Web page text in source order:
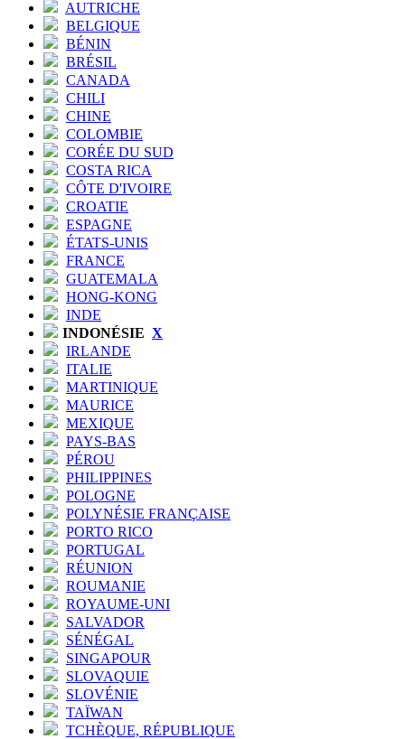
AUTRICHE
BELGIQUE
BÉNIN
BRÉSIL
CANADA
CHILI
CHINE
COLOMBIE
CORÉE DU SUD
COSTA RICA
CÔTE D'IVOIRE
CROATIE
ESPAGNE
ÉTATS-UNIS
FRANCE
GUATEMALA
HONG-KONG
INDE
INDONÉSIE X
IRLANDE
ITALIE
MARTINIQUE
MAURICE
MEXIQUE
PAYS-BAS
PÉROU
PHILIPPINES
POLOGNE
POLYNÉSIE FRANÇAISE
PORTO RICO
PORTUGAL
RÉUNION
ROUMANIE
ROYAUME-UNI
SALVADOR
SÉNÉGAL
SINGAPOUR
SLOVAQUIE
SLOVÉNIE
TAÏWAN
TCHÈQUE, RÉPUBLIQUE